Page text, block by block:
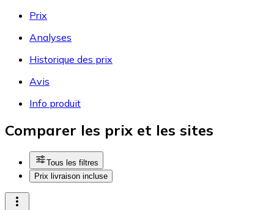
Prix
Analyses
Historique des prix
Avis
Info produit
Comparer les prix et les sites
Tous les filtres
Prix livraison incluse